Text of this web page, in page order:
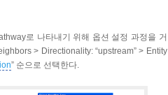
로 나타내기 위해 옵션 설정 과정을 거
> Directionality: “upstream” > Entity
” 순으로 선택한다.